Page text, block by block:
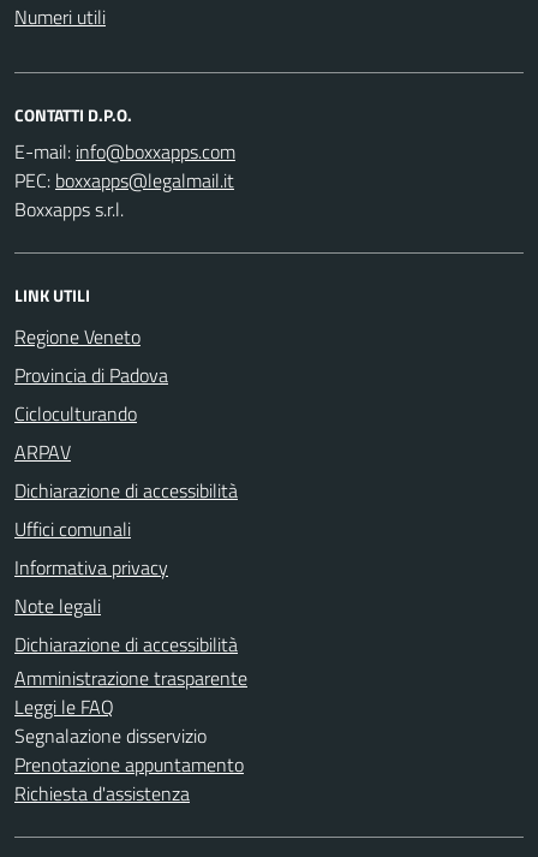
Numeri utili
CONTATTI D.P.O.
E-mail:
PEC:
Boxxapps s.r.l.
LINK UTILI
Regione Veneto
Provincia di Padova
Cicloculturando
ARPAV
Dichiarazione di accessibilità
Uffici comunali
Informativa privacy
Note legali
Dichiarazione di accessibilità
Amministrazione trasparente
Leggi le FAQ
Segnalazione disservizio
Prenotazione appuntamento
Richiesta d'assistenza